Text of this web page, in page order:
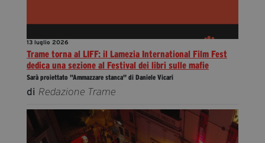
13 luglio 2026
Trame torna al LIFF: il Lamezia International Film Fest
dedica una sezione al Festival dei libri sulle mafie
Sarà proiettato "Ammazzare stanca" di Daniele Vicari
di Redazione Trame